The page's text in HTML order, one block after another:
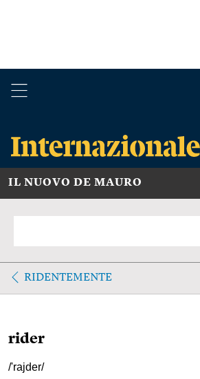
IL NUOVO DE MAURO
RIDENTEMENTE
rider
/'rajder/